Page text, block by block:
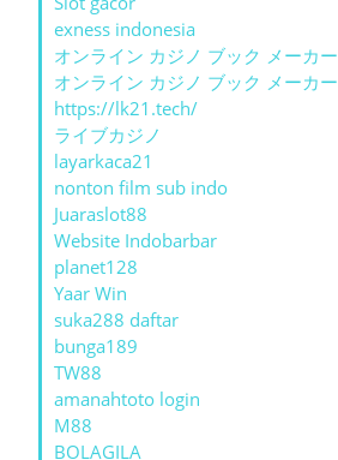
exness indonesia
オンライン カジノ ブック メーカー
オンライン カジノ ブック メーカー
https://lk21.tech/
ライブカジノ
layarkaca21
nonton film sub indo
Juaraslot88
Website Indobarbar
planet128
Yaar Win
suka288 daftar
bunga189
TW88
amanahtoto login
M88
BOLAGILA